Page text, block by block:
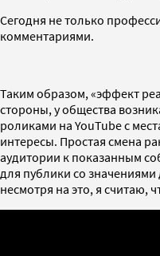
Сегодня не только
комментариями.
Таким образом, «эффект
стороны, у общества
роликами на YouTube с
интересы. Простая смена
аудитории к показанным
для публики со
несмотря на это, я считаю,